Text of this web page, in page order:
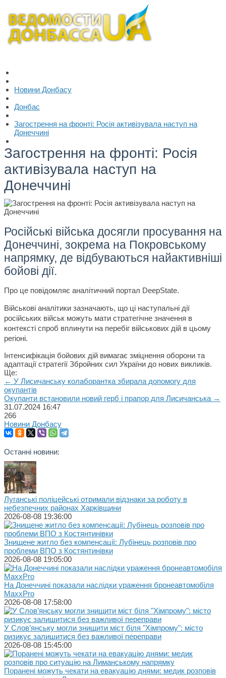
Новини Донбасу
Донбас
Загострення на фронті: Росія активізувала наступ на
Донеччині
Загострення на фронті: Росія
активізувала наступ на
Донеччині
Російські війська досягли просування на
Донеччині, зокрема на Покровському
напрямку, де відбуваються найактивніші
бойові дії.
Про це повідомляє аналітичний портал DeepState.
Військові аналітики зазначають, що ці наступальні дії
російських військ можуть мати стратегічне значення в
контексті спроб вплинути на перебіг військових дій в цьому
регіоні.
Інтенсифікація бойових дій вимагає зміцнення оборони та
адаптації стратегії Збройних сил України до нових викликів.
Ще:
← У Лисичанську колаборантка збирала допомогу для
окупантів
Окупанти встановили новий герб і прапор для Лисичанська →
31.07.2024 16:47
266
Новини Донбасу
Останні новини:
Луганські поліцейські отримали відзнаки за роботу в
небезпечних районах Харківщини
2026-08-08 19:36:00
Знищене житло без компенсації: Лубінець розповів про
проблеми ВПО з Костянтинівки
2026-08-08 19:05:00
На Донеччині показали наслідки ураження бронеавтомобіля
MaxxPro
2026-08-08 17:58:00
У Слов’янську могли знищити міст біля "Хімпрому": місто
ризикує залишитися без важливої переправи
2026-08-08 15:45:00
Поранені можуть чекати на евакуацію днями: медик розповів